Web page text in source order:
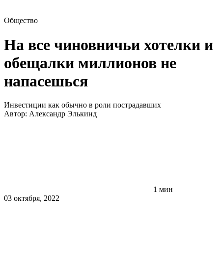
Общество
На все чиновничьи хотелки и
обещалки миллионов не
напасешься
Инвестиции как обычно в роли пострадавших
Автор: Александр Элькинд
1 мин
03 октября, 2022